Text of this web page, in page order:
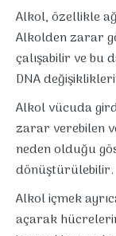
Alkol, özellikle
Alkolden zarar
çalışabilir ve bu
DNA
Alkol vücuda
zarar verebilen
neden olduğu
dönüştürülebilir.
Alkol içmek
açarak